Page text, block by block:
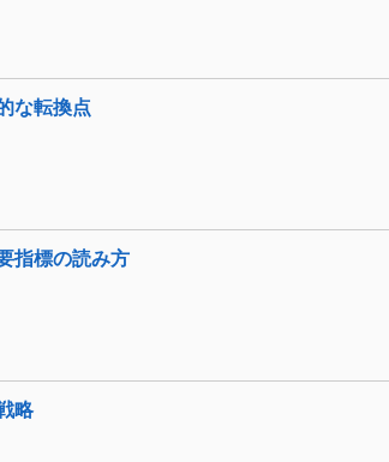
な転換点
指標の読み方
略